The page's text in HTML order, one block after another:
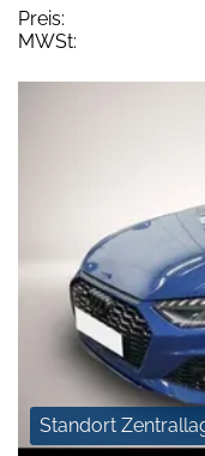
Preis:
MWSt:
Standort